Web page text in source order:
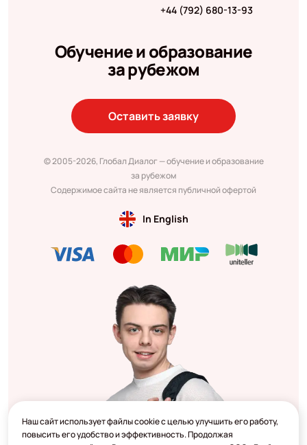
+44 (792) 680-13-93
Обучение и образование
за рубежом
Оставить заявку
© 2005-2026, Глобал Диалог — обучение и образование
за рубежом
Содержимое сайта не является публичной офертой
In English
Наш сайт использует файлы cookie с целью улучшить его работу,
повысить его удобство и эффективность. Продолжая